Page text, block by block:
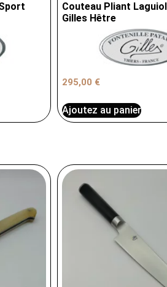
Couteau Pliant
Gilles Hêtre
295,00 €
Ajoutez au panier